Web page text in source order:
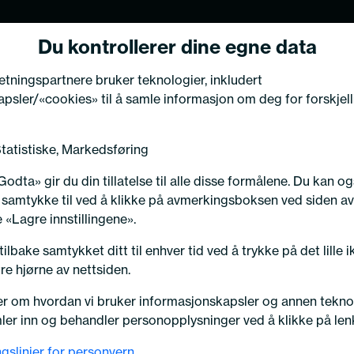
/ -enkeltdeler
produkt funnet
TIL VÅRE KUNDER
har flyttet
i Kongsberg!
til oss på vår nye
76, 3617
Du kontrollerer dine egne data
bruker teknologier, inkludert
«cookies» til å samle informasjon om deg for
Markedsføring
gir du din tillatelse til alle disse formålene. Du kan
til ved å klikke på avmerkingsboksen ved siden
innstillingene».
samtykket ditt til enhver tid ved å trykke på det lille
hjørne av nettsiden.
om hvordan vi bruker informasjonskapsler og annen
inn og behandler personopplysninger ved å klikke på